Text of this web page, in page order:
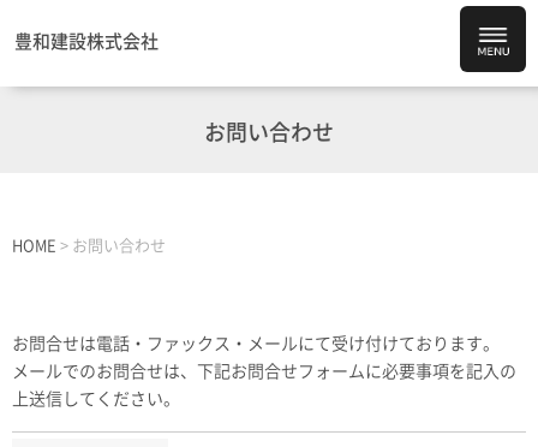
豊和建設株式会社
お問い合わせ
HOME > お問い合わせ
お問合せは電話・ファックス・メールにて受け付けております。
メールでのお問合せは、下記お問合せフォームに必要事項を記入の
上送信してください。